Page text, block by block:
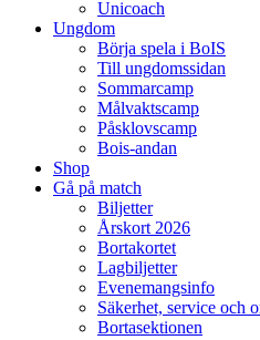
Unicoach
Ungdom
Börja spela i BoIS
Till ungdomssidan
Sommarcamp
Målvaktscamp
Påsklovscamp
Bois-andan
Shop
Gå på match
Biljetter
Årskort 2026
Bortakortet
Lagbiljetter
Evenemangsinfo
Säkerhet, service och
Bortasektionen